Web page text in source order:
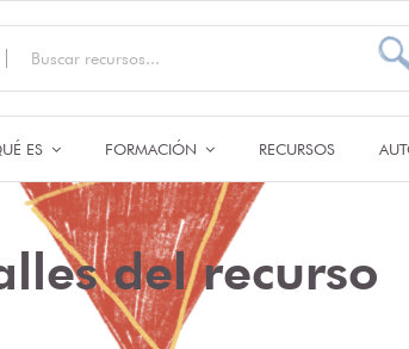
ES FORMACIÓN RECURSOS
del recurso